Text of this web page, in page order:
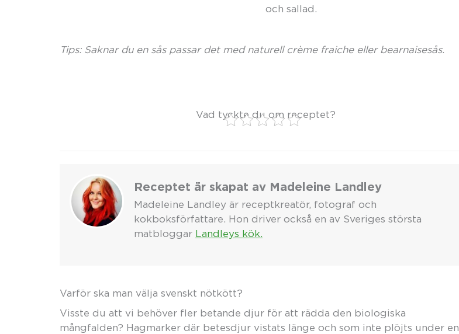
och sallad.
Tips: Saknar du en sås passar det med naturell crème fraiche eller bearnaisesås.
Vad tyckte du om receptet?
Receptet är skapat av Madeleine Landley
Madeleine Landley är receptkreatör, fotograf och
kokboksförfattare. Hon driver också en av Sveriges största
matbloggar Landleys kök.
Varför ska man välja svenskt nötkött?
Visste du att vi behöver fler betande djur för att rädda den biologiska
mångfalden? Hagmarker där betesdjur vistats länge och som inte plöjts under en